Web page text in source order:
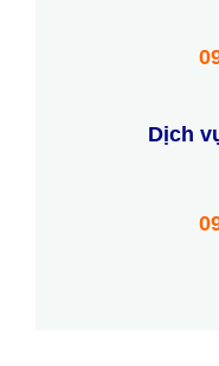
Dịch